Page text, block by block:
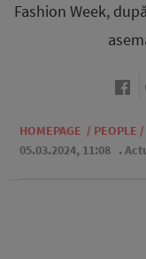
Fashion Week,
HOMEPAGE / PEOPLE /
05.03.2024, 11:08 .